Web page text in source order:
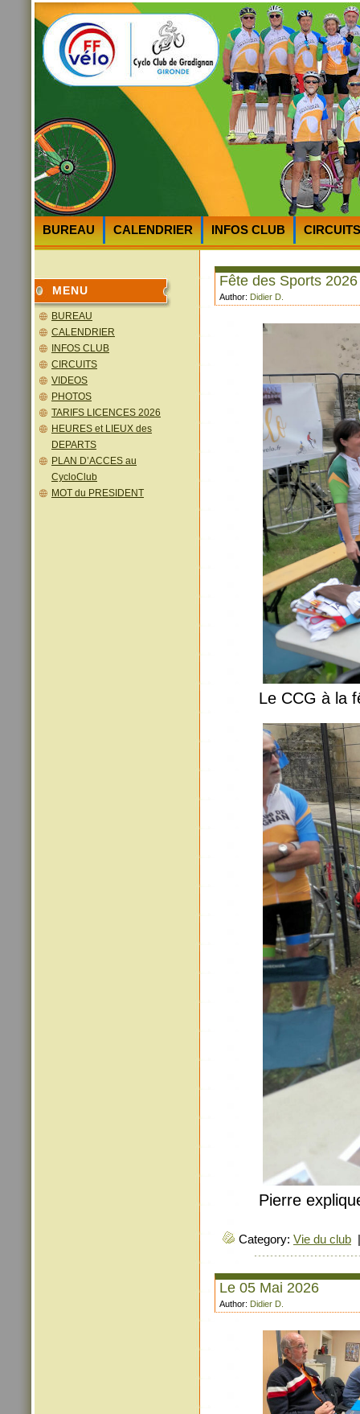
BUREAU CALENDRIER INFOS CLUB
CIRCUITS
MENU
BUREAU
CALENDRIER
INFOS CLUB
CIRCUITS
VIDEOS
PHOTOS
TARIFS LICENCES 2026
HEURES et LIEUX des
DEPARTS
PLAN D’ACCES au
CycloClub
MOT du PRESIDENT
Fête des Sports 2026
Author: Didier D.
Le CCG à la
Pierre
Category: Vie du club
Le 05 Mai 2026
Author: Didier D.